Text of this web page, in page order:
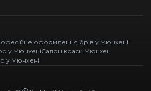
оформлення брів у Мюнхені
у МюнхеніСалон краси Мюнхен
у Мюнхені